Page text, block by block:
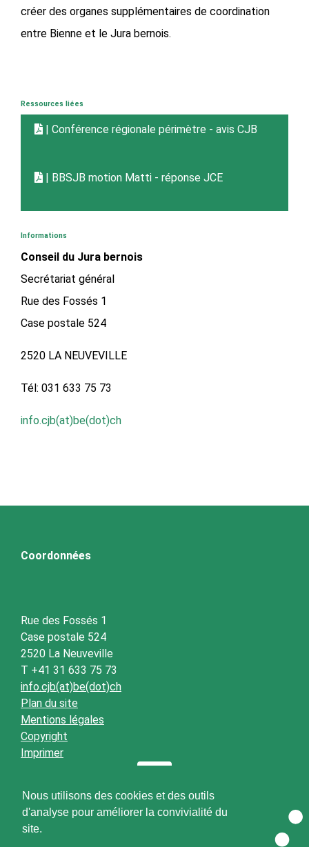
Nous utilisons des cookies et des outils
d'analyse pour améliorer la convivialité du
site.
créer des organes supplémentaires de coordination
entre Bienne et le Jura bernois.
Ressources liées
| Conférence régionale périmètre - avis CJB
| BBSJB motion Matti - réponse JCE
Informations
Conseil du Jura bernois
Secrétariat général
Rue des Fossés 1
Case postale 524
2520 LA NEUVEVILLE
Tél: 031 633 75 73
info.cjb(at)be(dot)ch
Coordonnées
Rue des Fossés 1
Case postale 524
2520 La Neuveville
T +41 31 633 75 73
info.cjb(at)be(dot)ch
Plan du site
Mentions légales
Copyright
Imprimer